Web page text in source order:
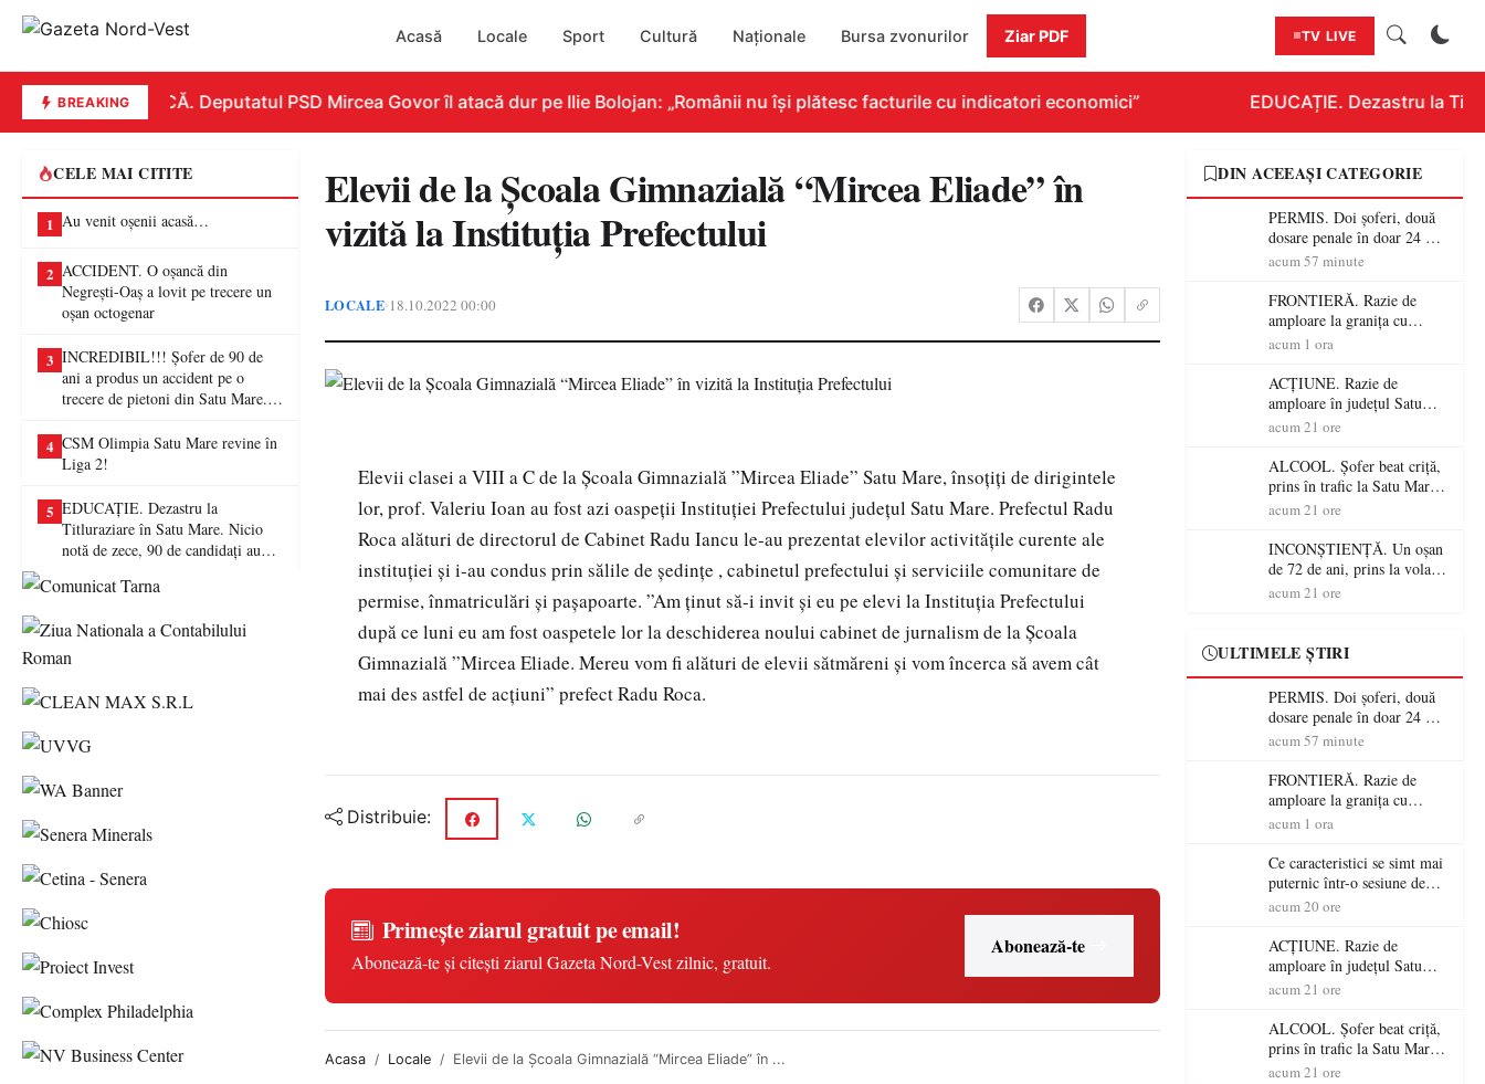
Acasă Locale Sport Cultură Naționale Bursa zvonurilor Ziar PDF TV LIVE
BREAKINGREPLICĂ. Deputatul PSD Mircea Govor îl atacă dur pe Ilie Bolojan: „Românii nu își plătesc facturile cu indicatori economici” EDUCAȚIE. Dezastru la
CELE MAI CITITE
1 Au venit oșenii acasă…
2 ACCIDENT. O oșancă din
Negrești-Oaș a lovit pe trecere un
oșan octogenar
3 INCREDIBIL!!! Șofer de 90 de
ani a produs un accident pe o
trecere de pietoni din Satu Mare. O
4 CSM Olimpia Satu Mare revine în
Liga 2!
5 EDUCAȚIE. Dezastru la
Titluraziare în Satu Mare. Nicio
notă de zece, 90 de candidați au
Elevii de la Școala Gimnazială “Mircea Eliade” în
vizită la Instituția Prefectului
LOCALE•18.10.2022 00:00
Elevii clasei a VIII a C de la Școala Gimnazială ”Mircea Eliade” Satu Mare, însoțiți de dirigintele
lor, prof. Valeriu Ioan au fost azi oaspeții Instituției Prefectului județul Satu Mare. Prefectul Radu
Roca alături de directorul de Cabinet Radu Iancu le-au prezentat elevilor activitățile curente ale
instituției și i-au condus prin sălile de ședințe , cabinetul prefectului și serviciile comunitare de
permise, înmatriculări și pașapoarte. ”Am ținut să-i invit și eu pe elevi la Instituția Prefectului
după ce luni eu am fost oaspetele lor la deschiderea noului cabinet de jurnalism de la Școala
Gimnazială ”Mircea Eliade. Mereu vom fi alături de elevii sătmăreni și vom încerca să avem cât
mai des astfel de acțiuni” prefect Radu Roca.
Distribuie:
Primește ziarul gratuit pe email!
Abonează-te și citești ziarul Gazeta Nord-Vest zilnic, gratuit.
Abonează-te
Acasa Locale Elevii de la Școala Gimnazială “Mircea Eliade” în ...
DIN ACEEAȘI CATEGORIE
PERMIS. Doi șoferi, două
dosare penale în doar 24 de
ore la Petea! Unul avea
nu a avut niciodată permis
acum 57 minute
FRONTIERĂ. Razie de
amploare la granița cu
Ungaria! 800 de persoane și
verificate
acum 1 ora
ACȚIUNE. Razie de
amploare în județul Satu
Mare! Polițiștii au dat sute
șoferi fără permis într-o
singură zi
acum 21 ore
ALCOOL. Șofer beat criță,
prins în trafic la Satu Mare!
Alcoolemie uriașă
acum 21 ore
INCONȘTIENȚĂ. Un oșan
de 72 de ani, prins la volan
fără permis! Polițiștii l-au
acum 21 ore
ULTIMELE ȘTIRI
PERMIS. Doi șoferi, două
dosare penale în doar 24 de
ore la Petea! Unul avea
nu a avut niciodată permis
acum 57 minute
FRONTIERĂ. Razie de
amploare la granița cu
Ungaria! 800 de persoane și
verificate
acum 1 ora
Ce caracteristici se simt mai
puternic într-o sesiune de
distracție la sloturi online:
RTP?
acum 20 ore
ACȚIUNE. Razie de
amploare în județul Satu
Mare! Polițiștii au dat sute
șoferi fără permis într-o
singură zi
acum 21 ore
ALCOOL. Șofer beat criță,
prins în trafic la Satu Mare!
Alcoolemie uriașă
acum 21 ore